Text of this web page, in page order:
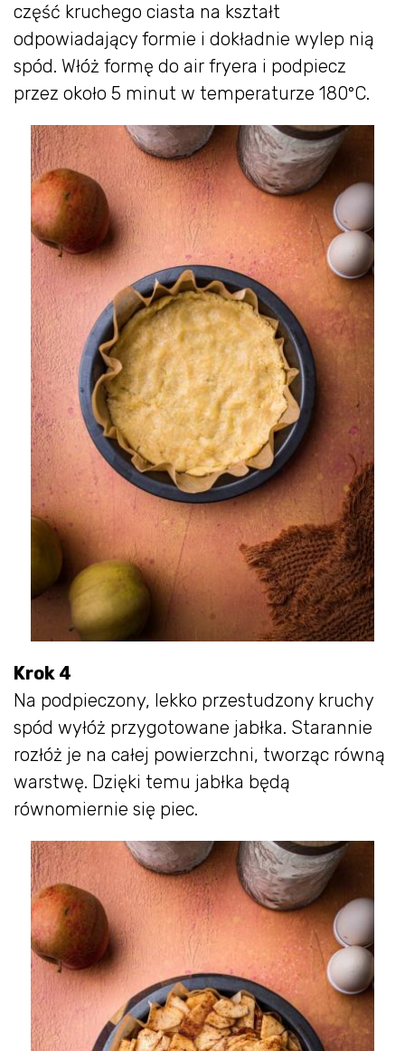
część kruchego ciasta na kształt
odpowiadający formie i dokładnie wylep nią
spód. Włóż formę do air fryera i podpiecz
przez około 5 minut w temperaturze 180°C.
Krok 4
Na podpieczony, lekko przestudzony kruchy
spód wyłóż przygotowane jabłka. Starannie
rozłóż je na całej powierzchni, tworząc równą
warstwę. Dzięki temu jabłka będą
równomiernie się piec.